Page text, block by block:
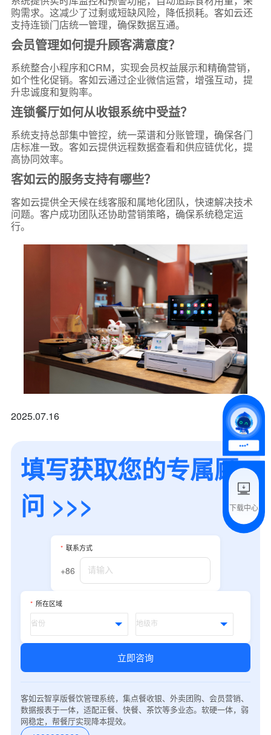
购需求。这减少了过剩或短缺风险，降低损耗。客如云还
支持连锁门店统一管理，确保数据互通。
会员管理如何提升顾客满意度？
系统整合小程序和CRM，实现会员权益展示和精确营销，
如个性化促销。客如云通过企业微信运营，增强互动，提
升忠诚度和复购率。
连锁餐厅如何从收银系统中受益？
系统支持总部集中管控，统一菜谱和分账管理，确保各门
店标准一致。客如云提供远程数据查看和供应链优化，提
高协同效率。
客如云的服务支持有哪些？
客如云提供全天候在线客服和属地化团队，快速解决技术
问题。客户成功团队还协助营销策略，确保系统稳定运
行。
2025.07.16
填写获取您的专属顾
问 >>>
* 联系方式
+86
* 所在区域
立即咨询
客如云智享版餐饮管理系统，集点餐收银、外卖团购、会员营销、
数据报表于一体，适配正餐、快餐、茶饮等多业态。软硬一体，弱
网稳定，帮餐厅实现降本提效。
下载中心
联系方式
+86
*我的姓名
附加留言
我是老客户，了解最新优惠